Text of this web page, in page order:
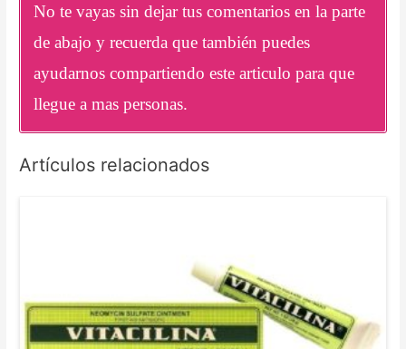
No te vayas sin dejar tus comentarios en la parte
de abajo y recuerda que también puedes
ayudarnos compartiendo este articulo para que
llegue a mas personas.
Artículos relacionados